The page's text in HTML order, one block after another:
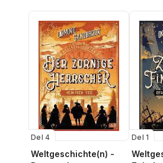
Del 4
Weltgeschichte(n) -
Del 1